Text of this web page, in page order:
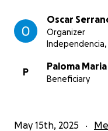
Oscar
Organizer
Independencia,
P
Paloma
Beneficiary
May 15th, 2025